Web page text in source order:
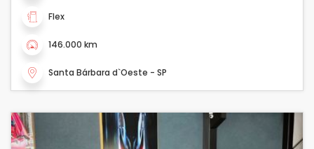
Flex
146.000 km
Santa Bárbara d`Oeste - SP